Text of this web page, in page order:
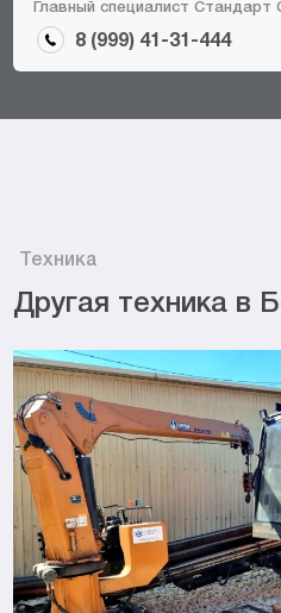
Главный специалист Стандарт
8 (999) 41-31-444
Техника
Другая техника в